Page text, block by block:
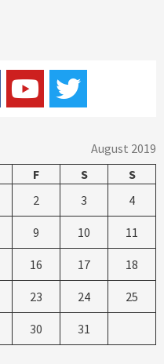
August 2019
F S
S
2 3 4
9 10 11
16 17 18
23 24 25
30
31